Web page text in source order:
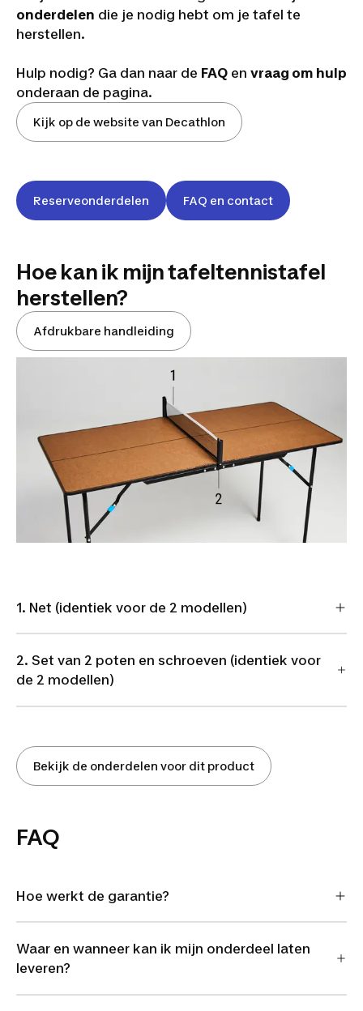
onderdelen die je nodig hebt om je tafel te
herstellen.
Hulp nodig? Ga dan naar de FAQ en vraag om hulp
onderaan de pagina.
Kijk op de website van Decathlon
Reserveonderdelen FAQ en contact
Hoe kan ik mijn tafeltennistafel
herstellen?
Afdrukbare handleiding
1. Net (identiek voor de 2 modellen)
2. Set van 2 poten en schroeven (identiek voor
de 2 modellen)
Bekijk de onderdelen voor dit product
FAQ
Hoe werkt de garantie?
Waar en wanneer kan ik mijn onderdeel laten
leveren?